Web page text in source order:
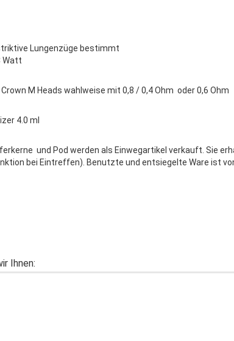
Lungenzüge bestimmt
Watt
M Heads wahlweise mit 0,8 / 0,4 Ohm oder 0,6 Ohm
4.0 ml
und Pod werden als Einwegartikel verkauft. Sie
bei Eintreffen). Benutzte und entsiegelte Ware ist
Ihnen: